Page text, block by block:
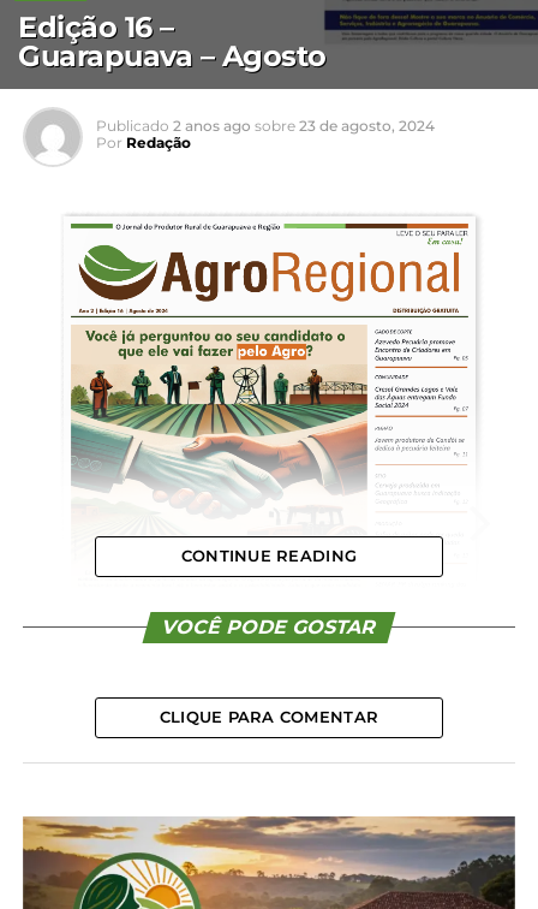
Edição 16 –
Guarapuava – Agosto
Publicado 2 anos ago sobre 23 de agosto, 2024
Por Redação
Compartilhe isso:
CONTINUE READING
VOCÊ PODE GOSTAR
CLIQUE PARA COMENTAR